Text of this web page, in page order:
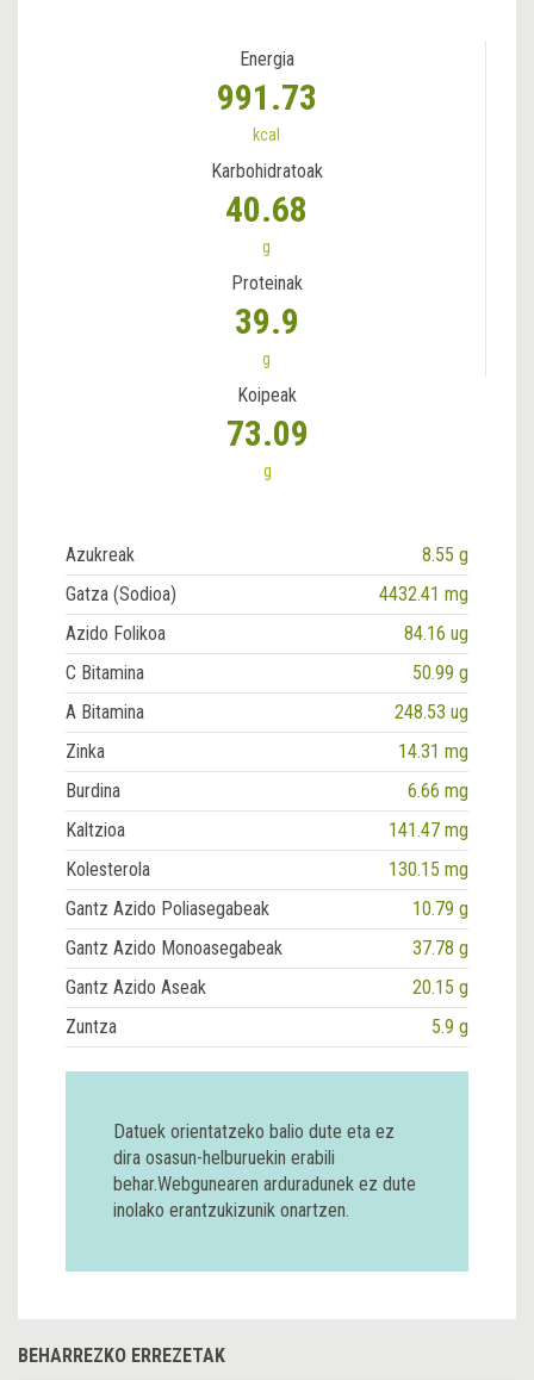
Energia
991.73
kcal
Karbohidratoak
40.68
g
Proteinak
39.9
g
Koipeak
73.09
g
Azukreak
8.55 g
Gatza (Sodioa)
4432.41 mg
Azido Folikoa
84.16 ug
C Bitamina
50.99 g
A Bitamina
248.53 ug
Zinka
14.31 mg
Burdina
6.66 mg
Kaltzioa
141.47 mg
Kolesterola
130.15 mg
Gantz Azido Poliasegabeak
10.79 g
Gantz Azido Monoasegabeak
37.78 g
Gantz Azido Aseak
20.15 g
Zuntza
5.9 g
Datuek orientatzeko balio dute eta ez
dira osasun-helburuekin erabili
behar.Webgunearen arduradunek ez dute
inolako erantzukizunik onartzen.
BEHARREZKO ERREZETAK